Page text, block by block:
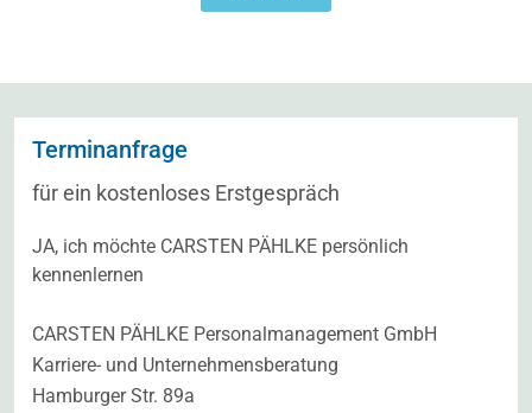
Terminanfrage
für ein kostenloses Erstgespräch
JA, ich möchte CARSTEN PÄHLKE persönlich
kennenlernen
CARSTEN PÄHLKE Personalmanagement GmbH
Karriere- und Unternehmensberatung
Hamburger Str. 89a